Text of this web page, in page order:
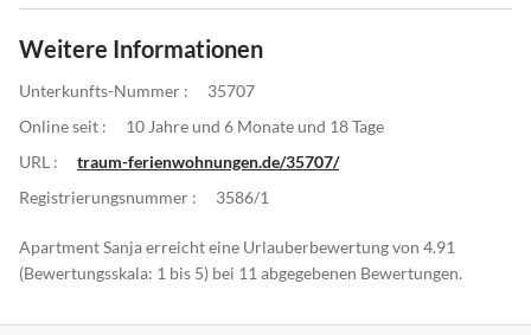
Weitere Informationen
Unterkunfts-Nummer :
35707
Online seit :
10 Jahre und 6 Monate und 18 Tage
URL :
traum-ferienwohnungen.de/35707/
Registrierungsnummer :
3586/1
Apartment Sanja erreicht eine Urlauberbewertung von 4.91
(Bewertungsskala: 1 bis 5) bei 11 abgegebenen Bewertungen.